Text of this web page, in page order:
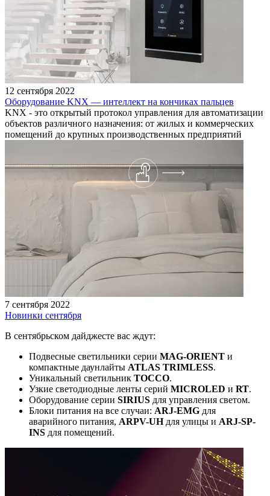
12 сентября 2022
Оборудование KNX — интеллект на кончиках пальцев
KNX - это открытый протокол управления для автоматизации
объектов различного назначения: от жилых и коммерческих
помещений до крупных производственных предприятий
7 сентября 2022
Новинки сентября
В сентябрьском дайджесте вас ждут:
Подвесные светильники серии MAG-ORIENT и
компактные даунлайты ATLAS TRIMLESS.
Уникальный светильник TOCCO.
Узкие светодиодные ленты серий MICROLED и RT.
Оборудование серии SIRIUS для управления светом.
Блоки питания на все случаи: ARJ-EMG для
аварийного питания, ARPV-UHдля улицы и ARJ-SP-
INS для помещений.